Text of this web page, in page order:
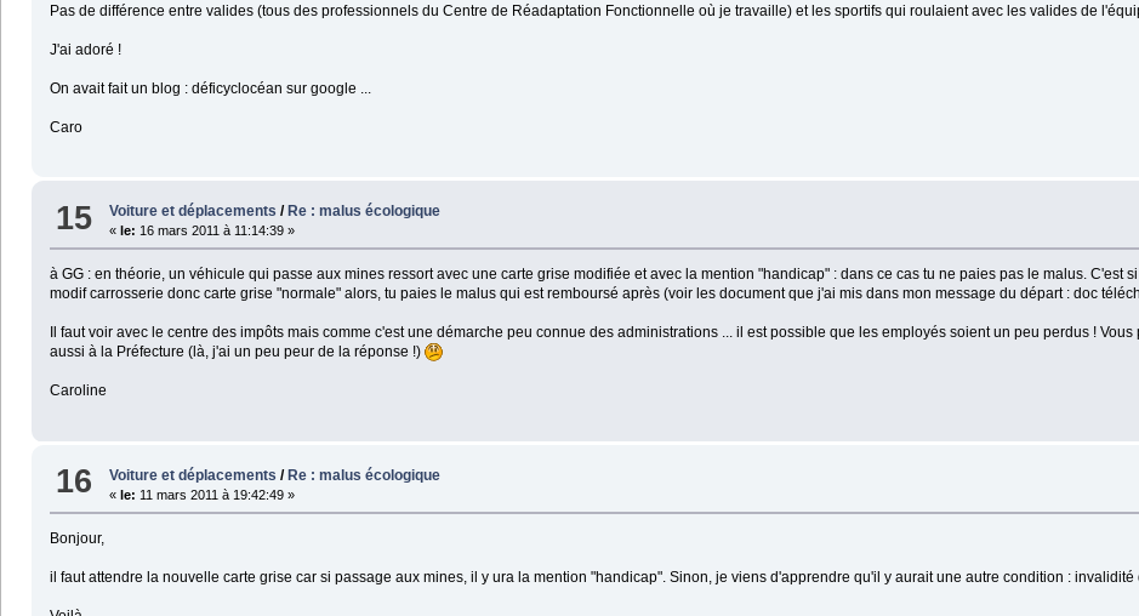
Pas de différence entre valides (tous des professionnels du Centre de Réadaptation Fonctionnelle où je travaille) et les sportifs qui roulaient avec les valides de
J'ai adoré !
On avait fait un blog : déficyclocéan sur google ...
Caro
15 Voiture et déplacements / Re : malus écologique
« le: 16 mars 2011 à 11:14:39 »
à GG : en théorie, un véhicule qui passe aux mines ressort avec une carte grise modifiée et avec la mention "handicap" : dans ce cas tu ne paies pas le malus. C'est
modif carrosserie donc carte grise "normale" alors, tu paies le malus qui est remboursé après (voir les document que j'ai mis dans mon message du départ : doc
Il faut voir avec le centre des impôts mais comme c'est une démarche peu connue des administrations ... il est possible que les employés soient un peu perdus !
aussi à la Préfecture (là, j'ai un peu peur de la réponse !)
Caroline
16 Voiture et déplacements / Re : malus écologique
«le: 11 mars 2011 à 19:42:49 »
Bonjour,
il faut attendre la nouvelle carte grise car si passage aux mines, il y ura la mention "handicap". Sinon, je viens d'apprendre qu'il y aurait une autre condition : invalidité